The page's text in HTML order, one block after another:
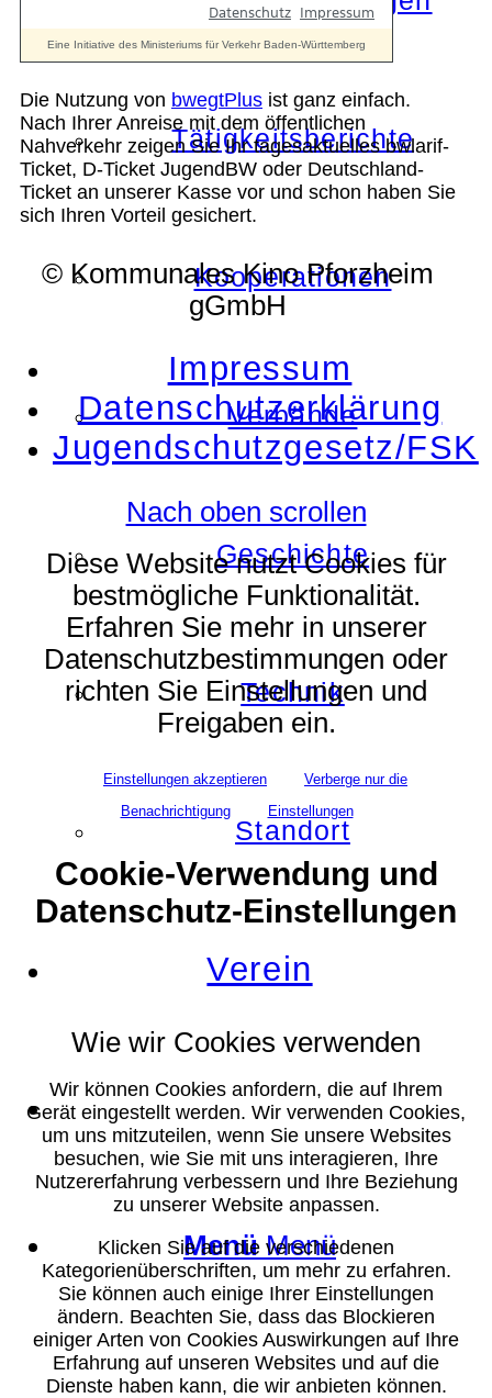
Tätigkeitsberichte
Kooperationen
Verbände
Geschichte
Technik
Standort
Verein
Suche
Menü Menü
Die Nutzung von bwegtPlus ist ganz einfach.
Nach Ihrer Anreise mit dem öffentlichen
Nahverkehr zeigen Sie Ihr tagesaktuelles bwlarif-
Ticket, D-Ticket JugendBW oder Deutschland-
Ticket an unserer Kasse vor und schon haben Sie
sich Ihren Vorteil gesichert.
© Kommunales Kino Pforzheim
gGmbH
Impressum
Datenschutzerklärung
Jugendschutzgesetz/FSK
Nach oben scrollen
Diese Website nutzt Cookies für
bestmögliche Funktionalität.
Erfahren Sie mehr in unserer
Datenschutzbestimmungen oder
richten Sie Einstellungen und
Freigaben ein.
Einstellungen akzeptieren
Verberge nur die
Benachrichtigung
Einstellungen
Cookie-Verwendung und
Datenschutz-Einstellungen
Wie wir Cookies verwenden
Wir können Cookies anfordern, die auf Ihrem
Gerät eingestellt werden. Wir verwenden Cookies,
um uns mitzuteilen, wenn Sie unsere Websites
besuchen, wie Sie mit uns interagieren, Ihre
Nutzererfahrung verbessern und Ihre Beziehung
zu unserer Website anpassen.
Klicken Sie auf die verschiedenen
Kategorienüberschriften, um mehr zu erfahren.
Sie können auch einige Ihrer Einstellungen
ändern. Beachten Sie, dass das Blockieren
einiger Arten von Cookies Auswirkungen auf Ihre
Erfahrung auf unseren Websites und auf die
Dienste haben kann, die wir anbieten können.